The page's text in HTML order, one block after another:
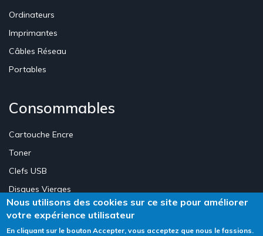
Ordinateurs
Imprimantes
Câbles Réseau
Portables
Consommables
Cartouche Encre
Toner
Clefs USB
Disques Vierges
Création Site E-commerce Luxembourg - Neweb Creations
Nous utilisons des cookies sur ce site pour améliorer
votre expérience utilisateur
En cliquant sur le bouton Accepter, vous acceptez que nous le fassions.